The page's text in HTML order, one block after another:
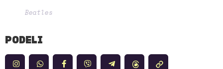
Beatles
PODELI